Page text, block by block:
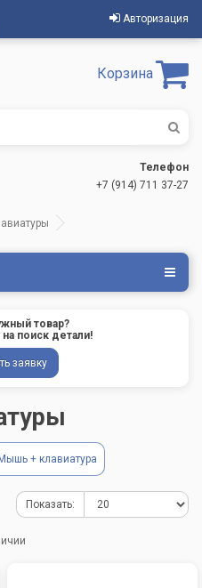
Авторизация
Корзина
Телефон
+7 (914) 711 37-27
товар?
на поиск детали!
заявку
Мышь + клавиатура
Показать: